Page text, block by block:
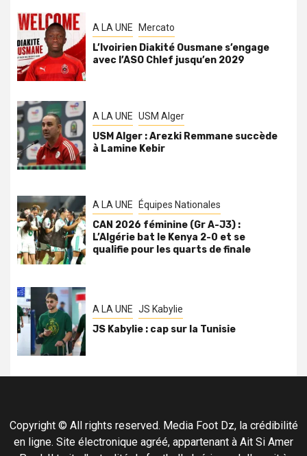
A LA UNE Mercato
L’Ivoirien Diakité Ousmane s’engage
avec l’ASO Chlef jusqu’en 2029
A LA UNE USM Alger
USM Alger : Arezki Remmane succède
à Lamine Kebir
A LA UNE Équipes Nationales
CAN 2026 féminine (Gr A-J3) :
L’Algérie bat le Kenya 2-0 et se
qualifie pour les quarts de finale
A LA UNE JS Kabylie
JS Kabylie : cap sur la Tunisie
Copyright © All rights reserved. Media Foot Dz, la crédibilité
en ligne. Site électronique agréé, appartenant à Ait Si Amer